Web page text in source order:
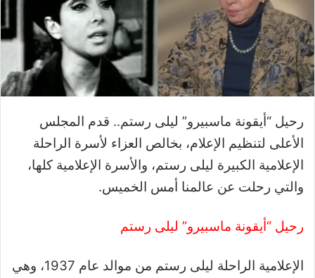
رحيل “أيقونة ماسبيرو” ليلى رستم.. قدم المجلس
الأعلى لتنظيم الإعلام، بخالص العزاء لأسرة الراحلة
الإعلامية الكبيرة ليلى رستم، والأسرة الإعلامية كلها،
والتي رحلت عن عالمنا أمس الخميس.
رحيل “أيقونة ماسبيرو” ليلى رستم
الإعلامية الراحلة ليلى رستم من موالد عام 1937، وهي